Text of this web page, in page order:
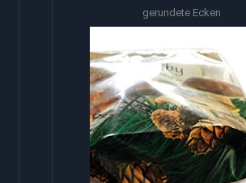
gerundete Ecken